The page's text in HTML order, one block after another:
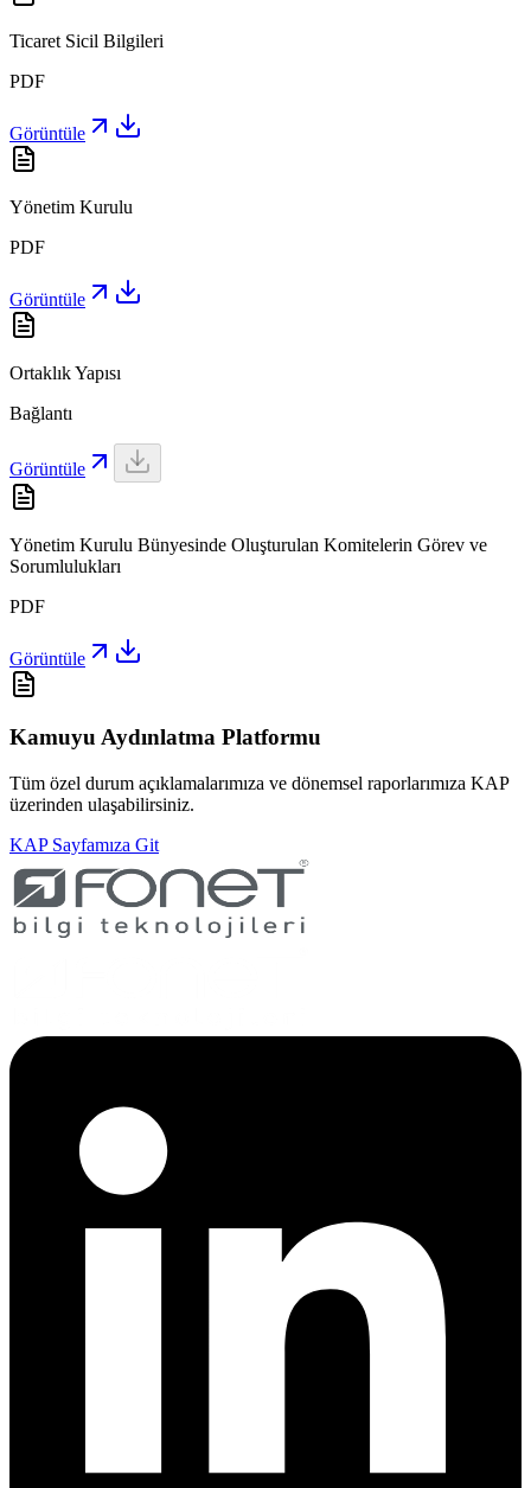
Ticaret Sicil Bilgileri
PDF
Görüntüle
Yönetim Kurulu
PDF
Görüntüle
Ortaklık Yapısı
Bağlantı
Görüntüle
Yönetim Kurulu Bünyesinde Oluşturulan Komitelerin Görev ve
Sorumlulukları
PDF
Görüntüle
Kamuyu Aydınlatma Platformu
Tüm özel durum açıklamalarımıza ve dönemsel raporlarımıza KAP
üzerinden ulaşabilirsiniz.
KAP Sayfamıza Git